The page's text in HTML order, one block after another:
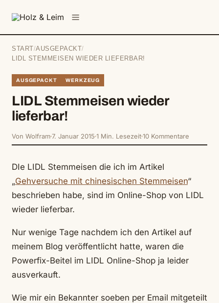
START /AUSGEPACKT /
LIDL STEMMEISEN WIEDER LIEFERBAR!
AUSGEPACKT WERKZEUG
LIDL Stemmeisen wieder
lieferbar!
Von Wolfram7. Januar 2015 1 Min. Lesezeit10 Kommentare
DIe LIDL Stemmeisen die ich im Artikel
„Gehversuche mit chinesischen Stemmeisen“
beschrieben habe, sind im Online-Shop von LIDL
wieder lieferbar.
Nur wenige Tage nachdem ich den Artikel auf
meinem Blog veröffentlicht hatte, waren die
Powerfix-Beitel im LIDL Online-Shop ja leider
ausverkauft.
Wie mir ein Bekannter soeben per Email mitgeteilt